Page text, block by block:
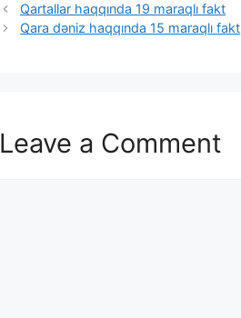
Qartallar haqqında 19 maraqlı fakt
Qara dəniz haqqında 15 maraqlı fakt
Leave a Comment